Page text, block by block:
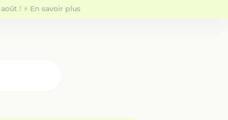
! ⚡ En savoir plus